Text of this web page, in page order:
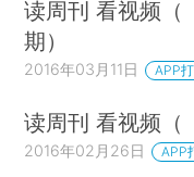
读周刊 看视频（
期）
2016年03月11日 APP
读周刊 看视频（
2016年02月26日 APP